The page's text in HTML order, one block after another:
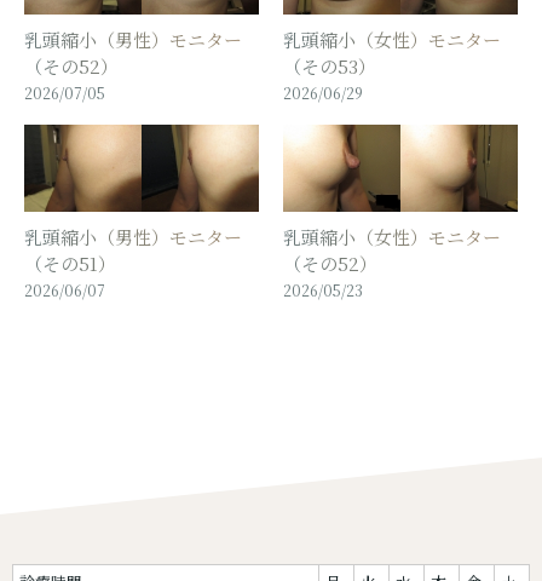
乳頭縮小（男性）モニター
（その52）
2026/07/05
乳頭縮小（女性）モニター
（その53）
2026/06/29
乳頭縮小（男性）モニター
（その51）
2026/06/07
乳頭縮小（女性）モニター
（その52）
2026/05/23